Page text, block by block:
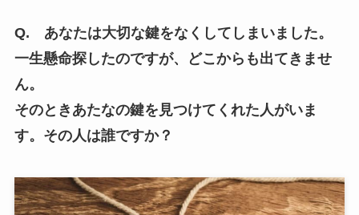
Q. あなたは大切な鍵をなくしてしまいました。
一生懸命探したのですが、どこからも出てきませ
ん。
そのときあたなの鍵を見つけてくれた人がいま
す。その人は誰ですか？